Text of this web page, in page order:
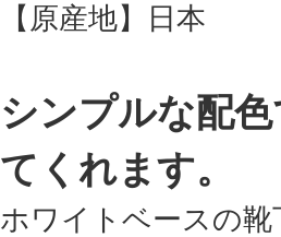
【原産地】日本
シンプルな配
てくれます。
ホワイトベースの